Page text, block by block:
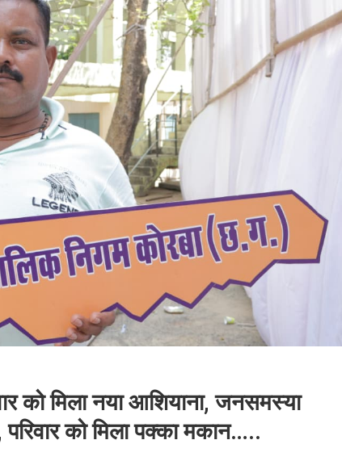
को मिला नया आशियाना, जनसमस्या
परिवार को मिला पक्का मकान…..